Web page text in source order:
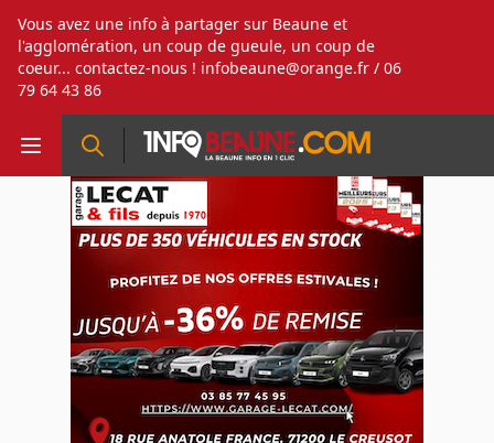
Vous avez une info à partager sur Beaune et
l'agglomération, un coup de gueule, un coup de
coeur... contactez-nous ! infobeaune@orange.fr / 06
79 64 43 86